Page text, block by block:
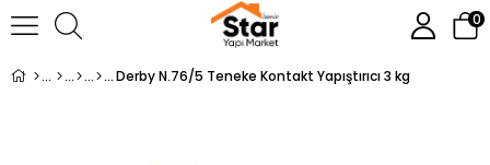
0
Derby N.76/5 Teneke Kontakt Yapıştırıcı 3 kg